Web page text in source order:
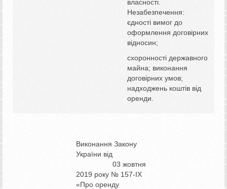
власності.
Незабезпечення:
єдності вимог до
оформлення договірних
відносин;
схоронності державного
майна; виконання
договірних умов;
надходжень коштів від
оренди.
Виконання Закону
України від
03 жовтня
2019 року № 157-ІХ
«Про оренду